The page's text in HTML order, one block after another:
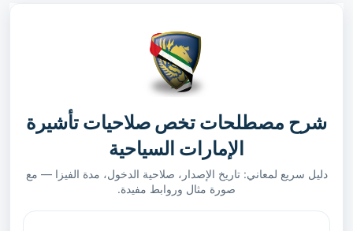
شرح مصطلحات تخص صلاحيات تأشيرة
الإمارات السياحية
دليل سريع لمعاني: تاريخ الإصدار، صلاحية الدخول، مدة الفيزا — مع
صورة مثال وروابط مفيدة.